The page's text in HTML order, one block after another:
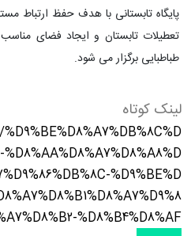
پایگاه تابستانی با هدف حفظ ارتباط
تعطیلات تابستان و ایجاد فضای
طباطبایی برگزار می شود.
لینک کوتاه
%D9%BE%D
%D8%B4%D8%AF